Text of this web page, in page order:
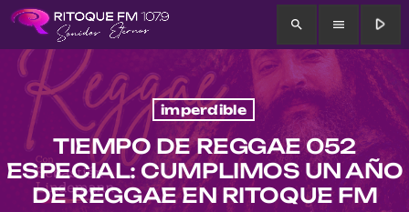
search menu play_arrow
imperdible
TIEMPO DE REGGAE 052
ESPECIAL: CUMPLIMOS UN AÑO
DE REGGAE EN RITOQUE FM